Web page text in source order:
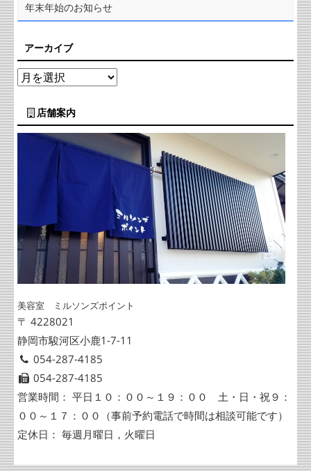
年末年始のお知らせ
アーカイブ
店舗案内
美容室 ミルソンズポイント
〒 4228021
静岡市駿河区小鹿1-7-11
054-287-4185
054-287-4185
営業時間： 平日１０：００～１９：００ 土・日・祝９：
００～１７：００（事前予約電話で時間は相談可能です）
定休日： 毎週月曜日，火曜日